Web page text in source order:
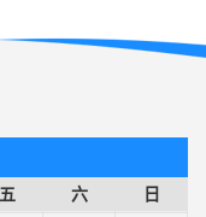
五 六 日